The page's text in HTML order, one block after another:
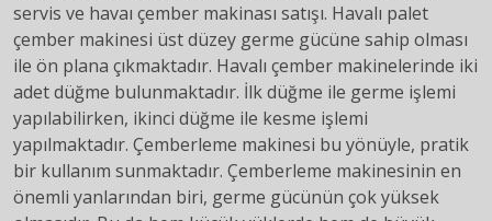
servis ve havaı çember makinası satışı. Havalı palet
çember makinesi üst düzey germe gücüne sahip olması
ile ön plana çıkmaktadır. Havalı çember makinelerinde iki
adet düğme bulunmaktadır. İlk düğme ile germe işlemi
yapılabilirken, ikinci düğme ile kesme işlemi
yapılmaktadır. Çemberleme makinesi bu yönüyle, pratik
bir kullanım sunmaktadır. Çemberleme makinesinin en
önemli yanlarından biri, germe gücünün çok yüksek